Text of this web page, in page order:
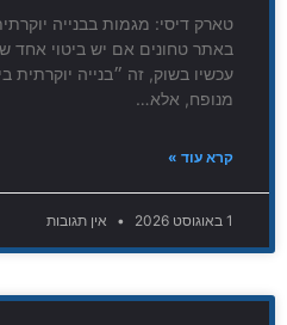
טארק דיסי: מגמות בבנייה
באתר טחונים אם יש ביטוי
עכשיו בשוק, זה ״בנייה
מנופח, אלא…
קרא עוד »
1 באוגוסט 2026 אין תגובות